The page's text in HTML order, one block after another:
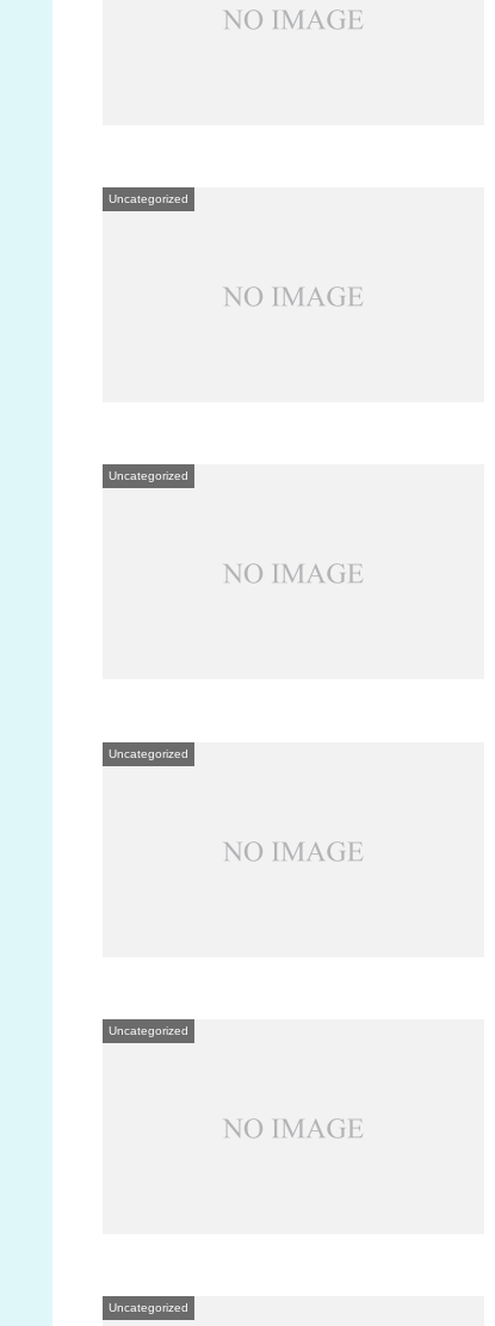
Uncategorized
Uncategorized
Uncategorized
Uncategorized
Uncategorized